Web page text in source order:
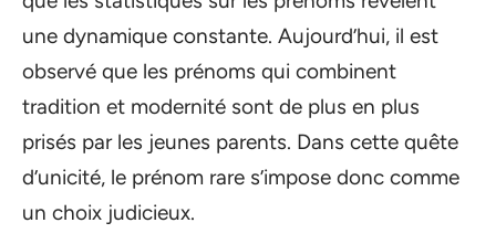
une dynamique constante. Aujourd’hui, il est
observé que les prénoms qui combinent
tradition et modernité sont de plus en plus
prisés par les jeunes parents. Dans cette quête
d’unicité, le prénom rare s’impose donc comme
un choix judicieux.